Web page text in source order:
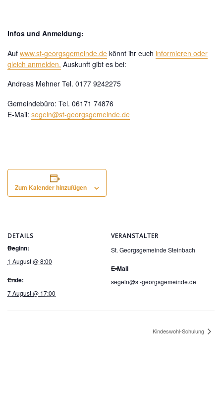
Infos und Anmeldung:
Auf www.st-georgsgemeinde.de könnt ihr euch informieren oder
gleich anmelden. Auskunft gibt es bei:
Andreas Mehner Tel. 0177 9242275
Gemeindebüro: Tel. 06171 74876
E-Mail: segeln@st-georgsgemeinde.de
Zum Kalender hinzufügen
DETAILS
Beginn:
1 August @ 8:00
Ende:
7 August @ 17:00
VERANSTALTER
St. Georgsgemeinde Steinbach
E-Mail
segeln@st-georgsgemeinde.de
Kindeswohl-Schulung